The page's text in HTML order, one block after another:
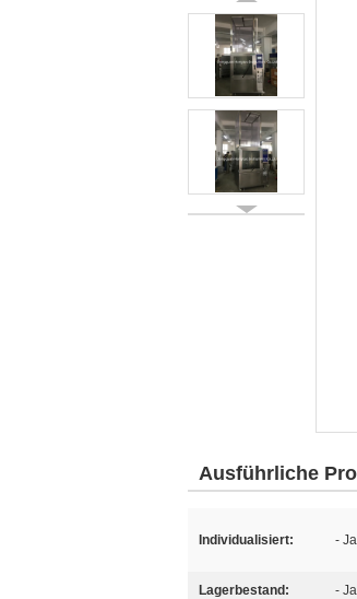
Ausführliche
Individualisiert: -
Lagerbestand: -